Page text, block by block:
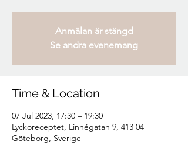
Anmälan är stängd
Se andra evenemang
Time & Location
07 Jul 2023, 17:30 – 19:30
Lyckoreceptet, Linnégatan 9, 413 04
Göteborg, Sverige